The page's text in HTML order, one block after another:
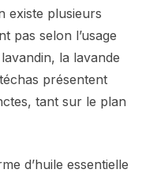
existe plusieurs
pas selon l’usage
la lavande
présentent
tant sur le plan
d’huile essentielle